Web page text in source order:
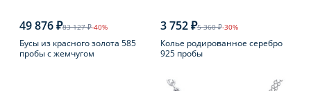
49 876 ₽83 127 ₽-40%
Бусы из красного золота 585
пробы с жемчугом
3 752 ₽5 360 ₽-30%
Колье родированное серебро
925 пробы